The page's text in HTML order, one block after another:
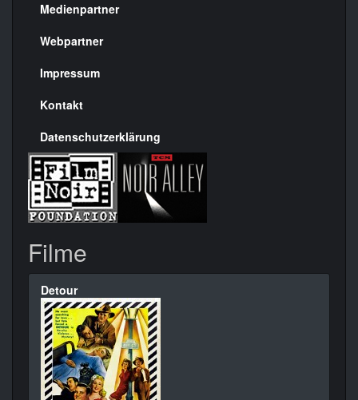
Menülinks
rechte
Seite
Medienpartner
Webpartner
Impressum
Kontakt
Datenschutzerklärung
Filme
Detour